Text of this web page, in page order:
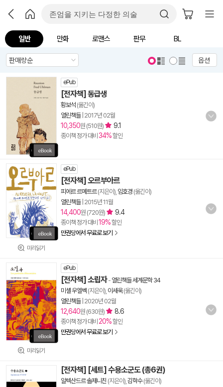
일반 만화 로맨스 판무 BL
옵션
ePub
[전자책] 동급생
황보석 (옮긴이)
열린책들| 2017년 02월
10,350원 (510원) 9.1
종이책 정가 대비 34%할인
미리읽기
ePub
[전자책] 오르부아르
피에르 르메트르(지은이), 임호경 (옮긴이)
열린책들| 2015년 11월
14,400원 (720원) 9.4
종이책 정가 대비 19%할인
만권당에서 무료로 보기
미리읽기
ePub
[전자책] 소립자- 열린책들 세계문학 34
미셸 우엘벡 (지은이), 이세욱(옮긴이)
열린책들| 2020년 02월
12,640원 (630원) 8.6
종이책 정가 대비 20%할인
만권당에서 무료로 보기
[전자책] [세트] 수용소군도 (총6권)
알렉산드르 솔제니친 (지은이), 김학수(옮긴이)